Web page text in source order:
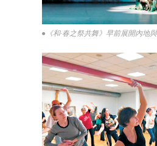
●《和·春之祭共舞》早前展開內地